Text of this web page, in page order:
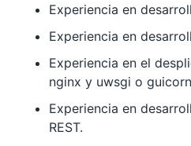
Experiencia en
Experiencia en
Experiencia en el
nginx y uwsgi o
Experiencia en
REST.